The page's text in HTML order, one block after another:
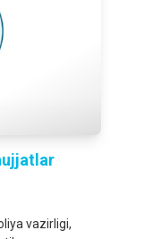
vazirligi,